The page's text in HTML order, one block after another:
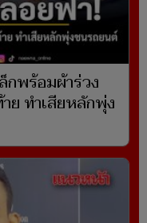
กพร้อมผ้าร่วง
ย ทำเสียหลักพุ่ง